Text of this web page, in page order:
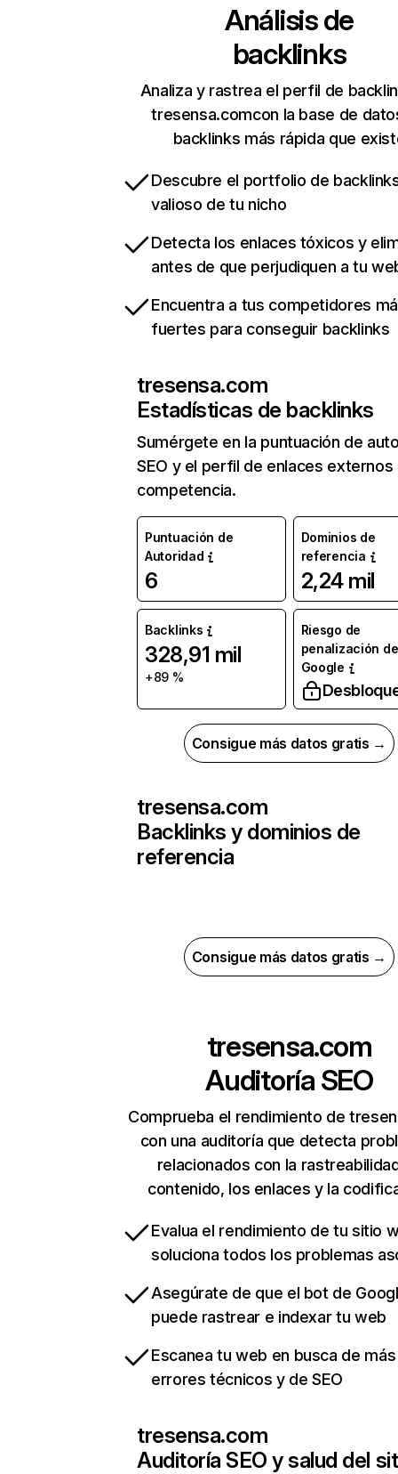
Análisis de
backlinks
Analiza y rastrea el perfil de
tresensa.comcon la base de
backlinks más rápida que
Descubre el portfolio de
valioso de tu nicho
Detecta los enlaces tóxicos y
antes de que perjudiquen a tu
Encuentra a tus competidores
fuertes para conseguir backlinks
tresensa.com
Estadísticas de backlinks
Sumérgete en la puntuación de
SEO y el perfil de enlaces externos
competencia.
Puntuación de
Autoridad
6
Dominios de
referencia
2,24 mil
Backlinks
328,91 mil
+89 %
Riesgo de
penalización de
Google
Consigue más datos gratis →
tresensa.com
Backlinks y dominios de
referencia
Consigue más datos gratis →
tresensa.com
Auditoría SEO
Comprueba el rendimiento de
con una auditoría que detecta
relacionados con la
contenido, los enlaces y la
Evalua el rendimiento de tu sitio
soluciona todos los problemas
Asegúrate de que el bot de
puede rastrear e indexar tu web
Escanea tu web en busca de
errores técnicos y de SEO
tresensa.com
Auditoría SEO y salud del